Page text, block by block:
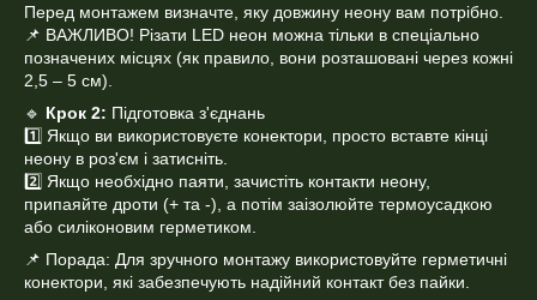
Перед монтажем визначте, яку довжину неону вам потрібно.
📌 ВАЖЛИВО! Різати LED неон можна тільки в спеціально
позначених місцях (як правило, вони розташовані через кожні
2,5 – 5 см).
🔹 Крок 2: Підготовка з'єднань
1️⃣ Якщо ви використовуєте конектори, просто вставте кінці
неону в роз'єм і затисніть.
2️⃣ Якщо необхідно паяти, зачистіть контакти неону,
припаяйте дроти (+ та -), а потім заізолюйте термоусадкою
або силіконовим герметиком.
📌 Порада: Для зручного монтажу використовуйте герметичні
конектори, які забезпечують надійний контакт без пайки.